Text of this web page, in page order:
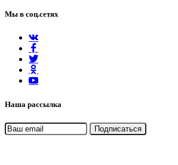
Мы в соц.сетях
Наша рассылка